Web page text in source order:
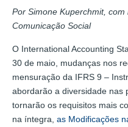
Por Simone Kuperchmit,
Comunicação Social
O International Accounting
30 de maio, mudanças nos
mensuração da IFRS 9 –
abordarão a diversidade nas
tornarão os requisitos mais
na íntegra, as Modificações